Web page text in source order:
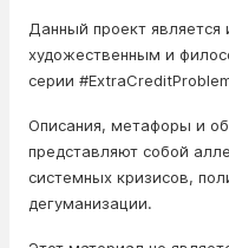
Данный проект является
художественным и
серии
Описания, метафоры и
представляют собой
системных кризисов,
дегуманизации.